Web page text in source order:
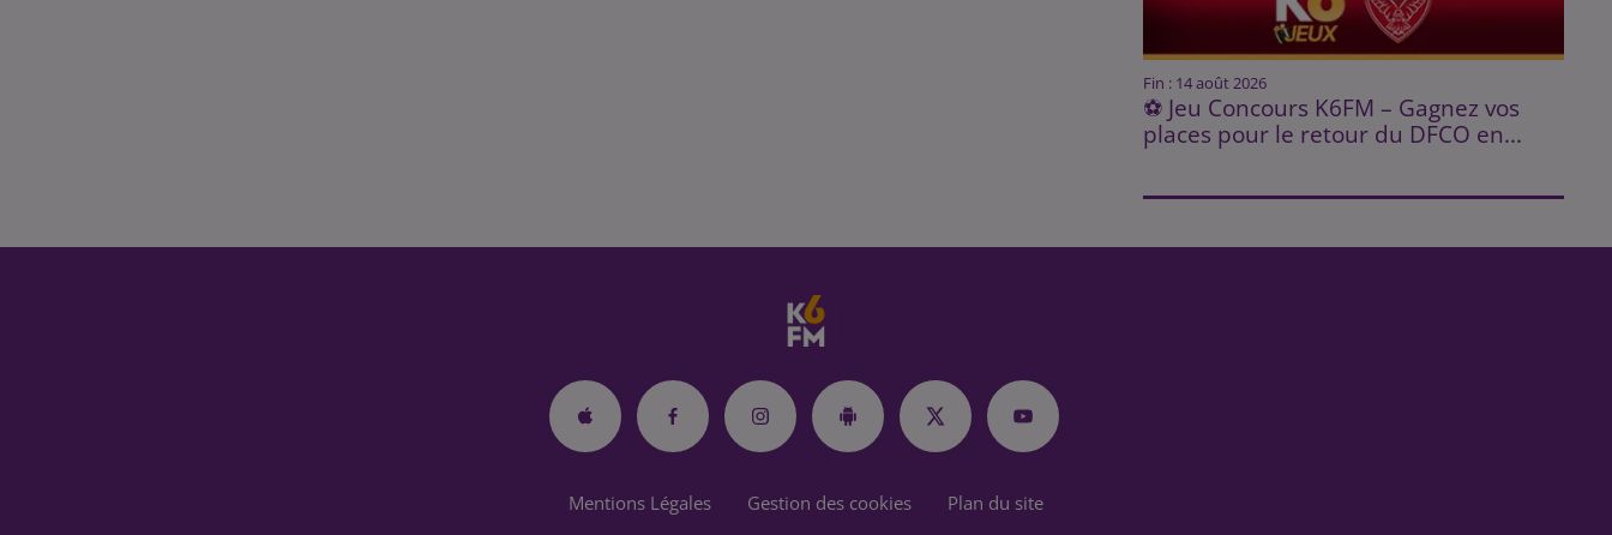
Fin : 14 août 2026
⚽ Jeu Concours K6FM – Gagnez vos
places pour le retour du DFCO en...
Mentions Légales Gestion des cookies Plan du site